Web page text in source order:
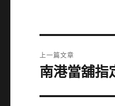
章
上一篇文章
上
篇
南港當舖指